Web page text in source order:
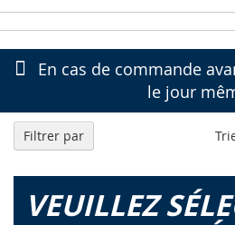
En cas de commande
le jour
VEUILLEZ
Filtrer par